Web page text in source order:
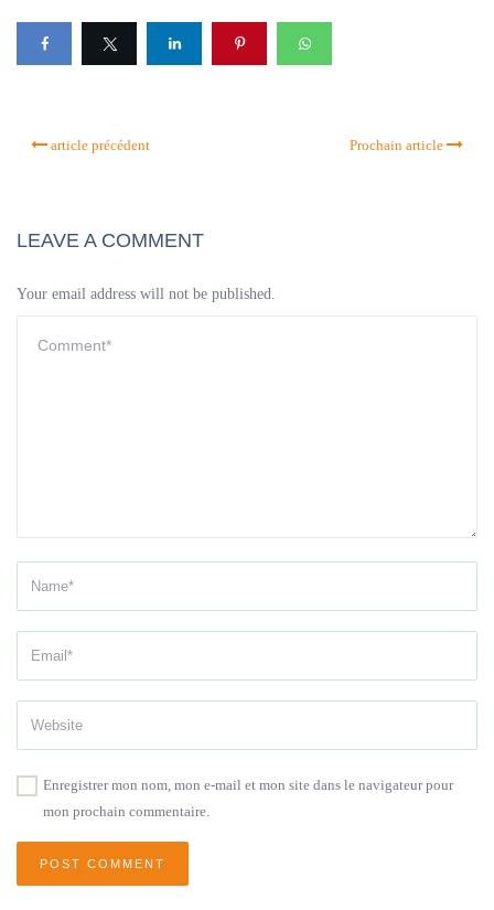
article précédent Prochain article
LEAVE A COMMENT
Your email address will not be published.
Enregistrer mon nom, mon e-mail et mon site dans le navigateur pour
mon prochain commentaire.